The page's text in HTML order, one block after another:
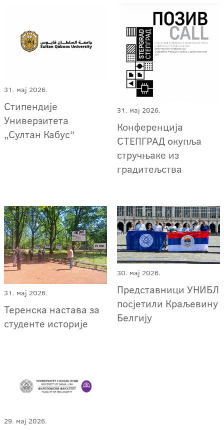
31. мај 2026.
Стипендије
Универзитета
„Султан Кабус“
31. мај 2026.
Конференција
СТЕПГРАД окупља
стручњаке из
градитељства
31. мај 2026.
Теренска настава за
студенте историје
30. мај 2026.
Представници УНИБЛ
посјетили Краљевину
Белгију
29. мај 2026.